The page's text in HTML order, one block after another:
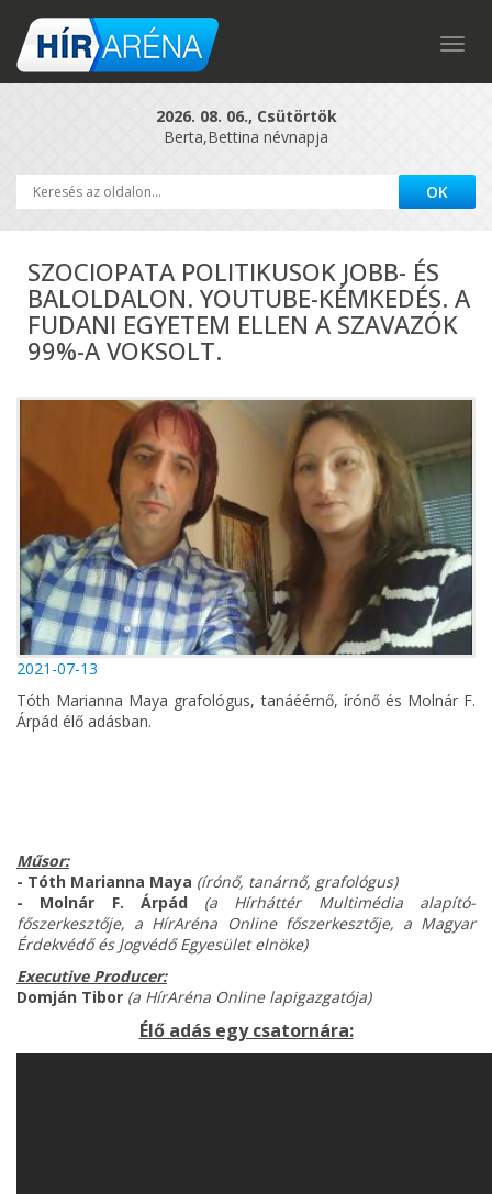
2026. 08. 06., Csütörtök
Berta,Bettina névnapja
SZOCIOPATA POLITIKUSOK JOBB- ÉS
BALOLDALON. YOUTUBE-KÉMKEDÉS. A
FUDANI EGYETEM ELLEN A SZAVAZÓK
99%-A VOKSOLT.
2021-07-13
Tóth Marianna Maya grafológus, tanáéérnő, írónő és Molnár F.
Árpád élő adásban.
Műsor:
- Tóth Marianna Maya (írónő, tanárnő, grafológus)
- Molnár F. Árpád (a Hírháttér Multimédia alapító-
főszerkesztője, a HírAréna Online főszerkesztője, a Magyar
Érdekvédő és Jogvédő Egyesület elnöke)
Executive Producer:
Domján Tibor (a HírAréna Online lapigazgatója)
Élő adás egy csatornára: